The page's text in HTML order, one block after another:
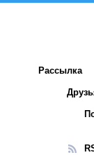
Рассылка